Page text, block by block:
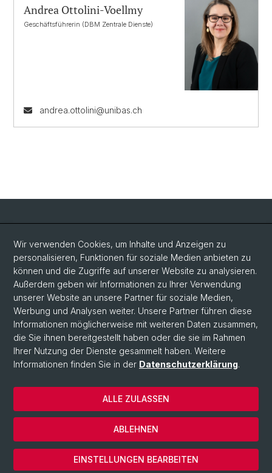
Andrea Ottolini-Voellmy
Geschäftsführerin (DBM Zentrale Dienste)
andrea.ottolini@unibas.ch
Social Media
LinkedIn
Bluesky
Vimeo
© Universität Basel
Datenschutzerklärung
Wir verwenden Cookies, um Inhalte und Anzeigen zu
personalisieren, Funktionen für soziale Medien anbieten zu
können und die Zugriffe auf unserer Website zu analysieren.
Außerdem geben wir Informationen zu Ihrer Verwendung
unserer Website an unsere Partner für soziale Medien,
Werbung und Analysen weiter. Unsere Partner führen diese
Informationen möglicherweise mit weiteren Daten zusammen,
die Sie ihnen bereitgestellt haben oder die sie im Rahmen
Ihrer Nutzung der Dienste gesammelt haben. Weitere
Informationen finden Sie in der Datenschutzerklärung.
EINSTELLUNGEN BEARBEITEN
ABLEHNEN
ALLE ZULASSEN